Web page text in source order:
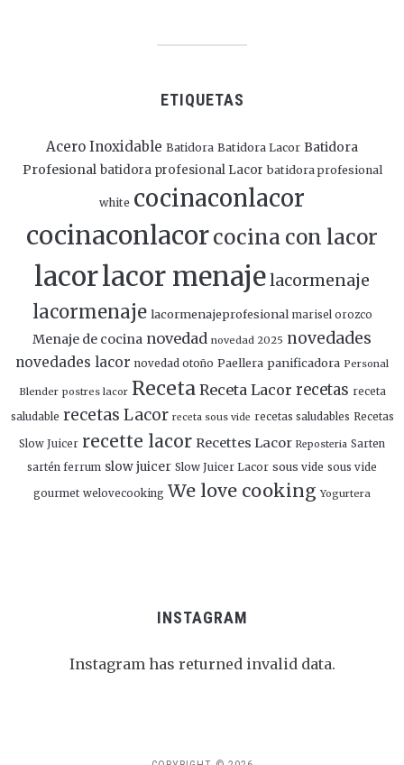
ETIQUETAS
Acero Inoxidable Batidora Batidora Lacor Batidora
Profesional batidora profesional Lacor batidora profesional
white cocinaconlacor
cocinaconlacorcocina con lacor
lacorlacor menajelacormenaje
lacormenaje lacormenajeprofesional marisel orozco
Menaje de cocina novedad novedad 2025 novedades
novedades lacor novedad otoño Paellera panificadora Personal
Blender postres lacor Receta Receta Lacor recetas receta
saludable recetas Lacor receta sous vide recetas saludables Recetas
Slow Juicer recette lacor Recettes Lacor Reposteria Sarten
sartén ferrum slow juicer Slow Juicer Lacor sous vide sous vide
gourmet welovecooking We love cooking Yogurtera
INSTAGRAM
Instagram has returned invalid data.